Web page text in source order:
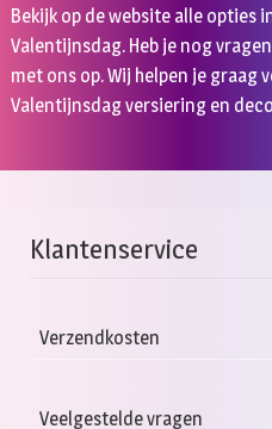
Bekijk op de website alle opties
Valentijnsdag. Heb je nog
met ons op. Wij helpen je graag
Valentijnsdag versiering en
Klantenservice
Verzendkosten
Veelgestelde vragen